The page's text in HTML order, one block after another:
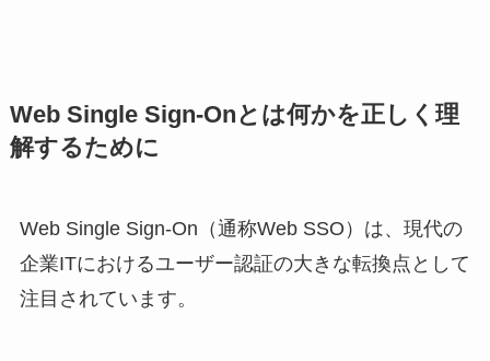
Web Single Sign-Onとは何かを正しく理
解するために
Web Single Sign-On（通称Web SSO）は、現代の
企業ITにおけるユーザー認証の大きな転換点として
注目されています。